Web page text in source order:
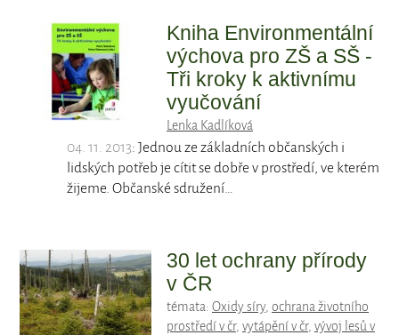
Kniha Environmentální
výchova pro ZŠ a SŠ -
Tři kroky k aktivnímu
vyučování
Lenka Kadlíková
04. 11. 2013: Jednou ze základních občanských i
lidských potřeb je cítit se dobře v prostředí, ve kterém
žijeme. Občanské sdružení…
30 let ochrany přírody
v ČR
témata: Oxidy síry, ochrana životního
prostředí v čr, vytápění v čr, vývoj lesů v